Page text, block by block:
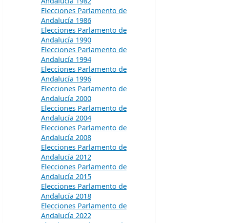
Elecciones Parlamento de
Andalucía 1986
Elecciones Parlamento de
Andalucía 1990
Elecciones Parlamento de
Andalucía 1994
Elecciones Parlamento de
Andalucía 1996
Elecciones Parlamento de
Andalucía 2000
Elecciones Parlamento de
Andalucía 2004
Elecciones Parlamento de
Andalucía 2008
Elecciones Parlamento de
Andalucía 2012
Elecciones Parlamento de
Andalucía 2015
Elecciones Parlamento de
Andalucía 2018
Elecciones Parlamento de
Andalucía 2022